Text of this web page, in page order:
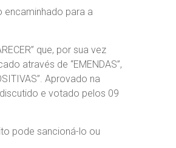
encaminhado para a
que, por sua vez
através de “EMENDAS”,
Aprovado na
e votado pelos 09
pode sancioná-lo ou